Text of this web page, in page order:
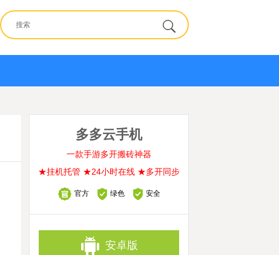
多多云手机
一款手游多开搬砖神器
★挂机托管 ★24小时在线 ★多开同步
官方 绿色 安全
安卓版